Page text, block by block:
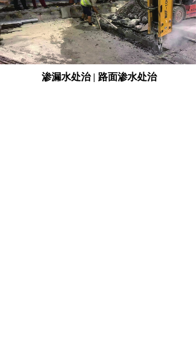
渗漏水处治 | 路面渗水处治